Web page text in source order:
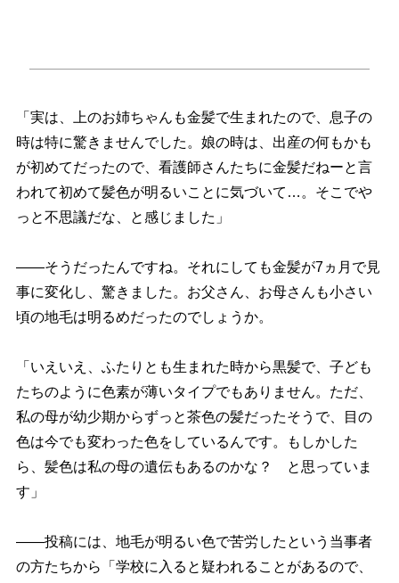
「実は、上のお姉ちゃんも金髪で生まれたので、息子の
時は特に驚きませんでした。娘の時は、出産の何もかも
が初めてだったので、看護師さんたちに金髪だねーと言
われて初めて髪色が明るいことに気づいて…。そこで
っと不思議だな、と感じました」
――そうだったんですね。それにしても金髪が7ヵ月で見
事に変化し、驚きました。お父さん、お母さんも小さい
頃の地毛は明るめだったのでしょうか。
「いえいえ、ふたりとも生まれた時から黒髪で、子ども
たちのように色素が薄いタイプでもありません。ただ、
私の母が幼少期からずっと茶色の髪だったそうで、目の
色は今でも変わった色をしているんです。もしかした
ら、髪色は私の母の遺伝もあるのかな？ と思っていま
す」
――投稿には、地毛が明るい色で苦労したという当事者
の方たちから「学校に入ると疑われることがあるので、